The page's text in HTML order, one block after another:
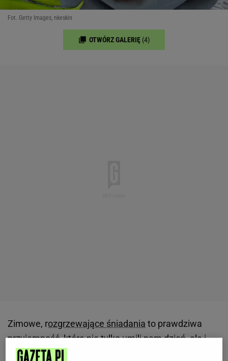
Fot. Getty Images, nkeskin
OTWÓRZ GALERIĘ (4)
Zimowe, rozgrzewające śniadania to prawdziwa
przyjemność, która nie tylko umili nam dzień, ale i
doda energii w te pochmurne i mroźne poranki. Poza